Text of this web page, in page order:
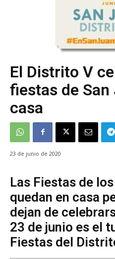
El Distrito V
fiestas de
casa
23 de junio de 2020
Las Fiestas de
quedan en casa
dejan de
23 de junio es el
Fiestas del